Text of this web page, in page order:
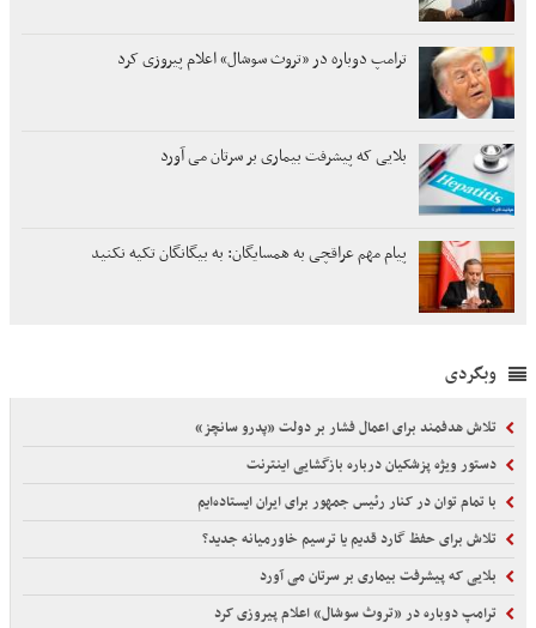
ترامپ دوباره در «تروث سوشال» اعلام پیروزی کرد
بلایی که پیشرفت بیماری بر سرتان می آورد
پیام مهم عراقچی به همسایگان: به بیگانگان تکیه نکنید
وبگردی
تلاش هدفمند برای اعمال فشار بر دولت «پدرو سانچز»
دستور ویژه پزشکیان درباره بازگشایی اینترنت
با تمام توان در کنار رئیس جمهور برای ایران ایستاده‌ایم
تلاش برای حفظ گارد قدیم یا ترسیم خاورمیانه جدید؟
بلایی که پیشرفت بیماری بر سرتان می آورد
ترامپ دوباره در «تروث سوشال» اعلام پیروزی کرد